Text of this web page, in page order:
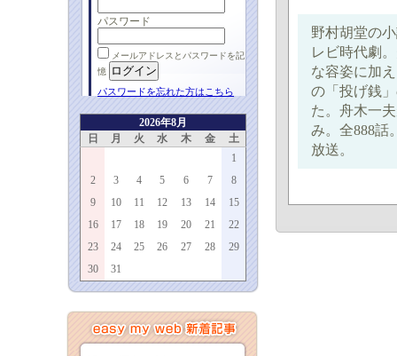
パスワード
メールアドレスとパスワードを記
憶
パスワードを忘れた方はこちら
2026年8月
日
月 火 水 木 金
土
1
2
3 4 5 6 7
8
9
10 11 12 13 14
15
16
17 18 19 20 21
22
23
24 25 26 27 28
29
30
31
野村胡堂の
レビ時代劇
な容姿に加
の「投げ銭
た。舟木一
み。全888話
放送。